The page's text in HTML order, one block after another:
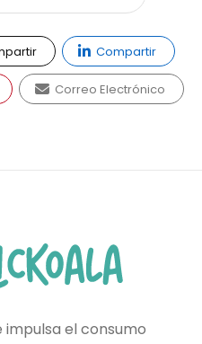
Compartir
Correo Electrónico
impulsa el consumo